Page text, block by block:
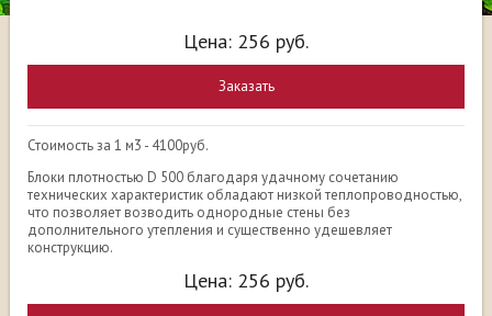
Цена: 256 руб.
Заказать
Стоимость за 1 м3 - 4100руб.
Блоки плотностью D 500 благодаря удачному сочетанию
технических характеристик обладают низкой теплопроводностью,
что позволяет возводить однородные стены без
дополнительного утепления и существенно удешевляет
конструкцию.
Цена: 256 руб.